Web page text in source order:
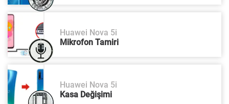
Huawei Nova 5i
Mikrofon Tamiri
Huawei Nova 5i
Kasa Değişimi